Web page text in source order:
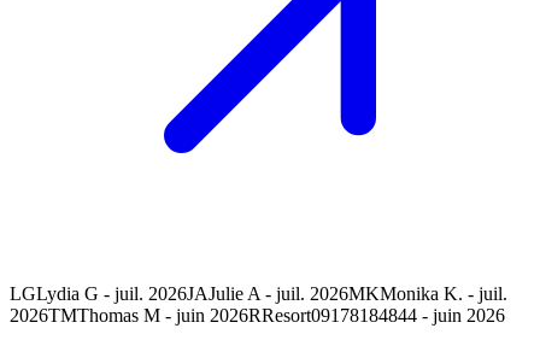
LGLydia G - juil. 2026JAJulie A - juil. 2026MKMonika K. - juil.
2026TMThomas M - juin 2026RResort09178184844 - juin 2026